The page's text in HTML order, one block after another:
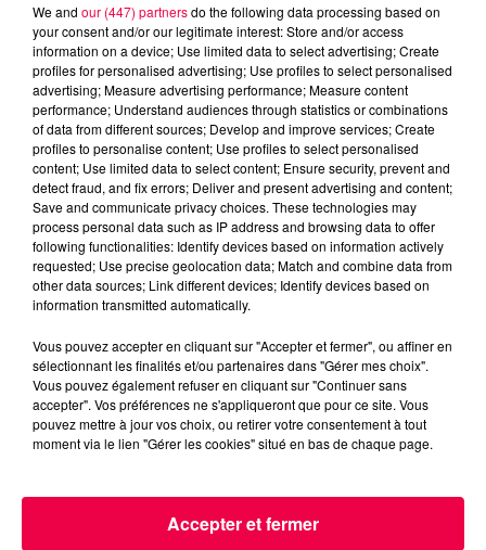
3 août 2026
PRÉVIFEUX : "il faut avoir une culture du risque"
dans les Vosges
We and our (447) partnersdo the following data processing based on
your consent and/or our legitimate interest: Store and/or access
information on a device; Use limited data to select advertising; Create
profiles for personalised advertising; Use profiles to select personalised
advertising; Measure advertising performance; Measure content
performance; Understand audiences through statistics or combinations
of data from different sources; Develop and improve services; Create
profiles to personalise content; Use profiles to select personalised
content; Use limited data to select content; Ensure security, prevent and
detect fraud, and fix errors; Deliver and present advertising and content;
Save and communicate privacy choices. These technologies may
process personal data such as IP address and browsing data to offer
following functionalities: Identify devices based on information actively
requested; Use precise geolocation data; Match and combine data from
other data sources; Link different devices; Identify devices based on
information transmitted automatically.
Vous pouvez accepter en cliquant sur "Accepter et fermer", ou affiner en
sélectionnant les finalités et/ou partenaires dans "Gérer mes choix".
Vous pouvez également refuser en cliquant sur "Continuer sans
accepter". Vos préférences ne s'appliqueront que pour ce site. Vous
pouvez mettre à jour vos choix, ou retirer votre consentement à tout
moment via le lien "Gérer les cookies" situé en bas de chaque page.
Accepter et fermer